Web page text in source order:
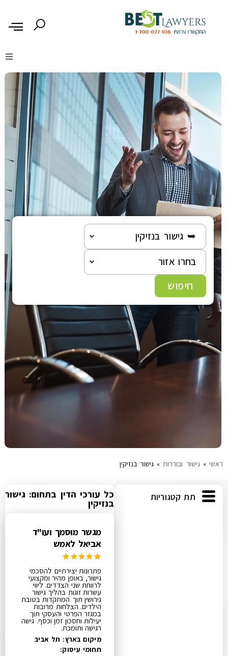
דיני משפחה
דיני עבודה
דיני תעבורה
מקרקעין נדל"ן
הוצאה לפועל
פלילי
משפט מסחרי
רשלנות רפואית
פשיטת רגל
צה"ל-משרד הביטחון
➥ גישור בנזיקין
בחרו אזור
חיפוש
ראשי »גישור ובוררות »גישור בנזיקין
תת קטגוריות כל עורכי הדין בתחום: גישור
בנזיקין
מגשר מוסמך ועו"ד
אביאל לאמש
פתרונות יצירתיים להסכמי
גישור, באופן מהיר ומקצועי
לרווחת שני הצדדים​. ליווי
עשרות זוגות בהליך גישור
גירושין תוך המתקדות בטובת
הילדים. הצלחות מרובות
במגזר הפרטי והעסקי תוך
יעילות וחסכון זמן וכסף. גישה
רגישה ותומכת.
מיקום בארץ: תל אביב
תחומי עיסוק: